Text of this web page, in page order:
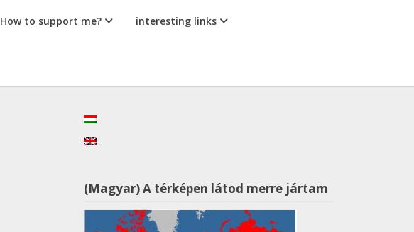
How to support me? interesting links
(Magyar) A térképen látod merre jártam